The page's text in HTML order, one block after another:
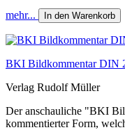
mehr... In den Warenkorb
BKI Bildkommentar DIN
Verlag Rudolf Müller
Der anschauliche "BKI
kommentierter Form,